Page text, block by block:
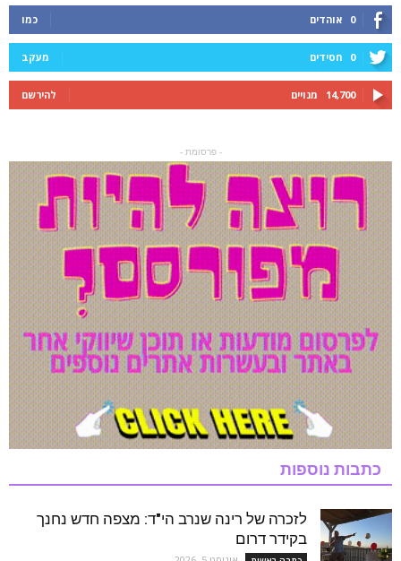
0 אוהדים כמו
0 חסידים מעקב
14,700 מנויים להירשם
- פרסומת -
כתבות נוספות
לזכרה של רינה שנרב הי"ד: מצפה חדש נחנך
בקידר דרום